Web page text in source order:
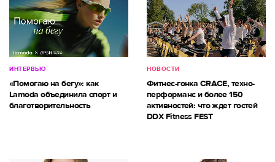
ИНТЕРВЬЮ
«Помогаю на бегу»: как
Lamoda объединила спорт и
благотворительность
НОВОСТИ
Фитнес-гонка CRACE, техно-
перформанс и более 150
активностей: что ждет гостей
DDX Fitness FEST